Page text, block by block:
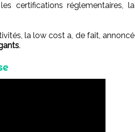
certifications réglementaires, la
la low cost a, de fait, annoncé
.